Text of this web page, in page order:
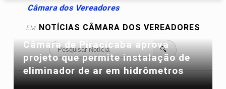
EM ALTA
EM NOTÍCIAS CÂMARA DOS VEREADORES
🔍
Câmara dos Vereadores
Câmara de Piracicaba aprova
projeto que permite instalação de
eliminador de ar em hidrômetros